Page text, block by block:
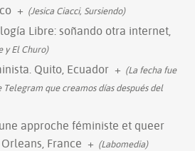
+ (Jesica Ciacci, Sursiendo)
Libre: soñando otra internet,
y El Churo)
Quito, Ecuador + (La fecha fue
que creamos días después del
approche féministe et queer
France + (Labomedia)